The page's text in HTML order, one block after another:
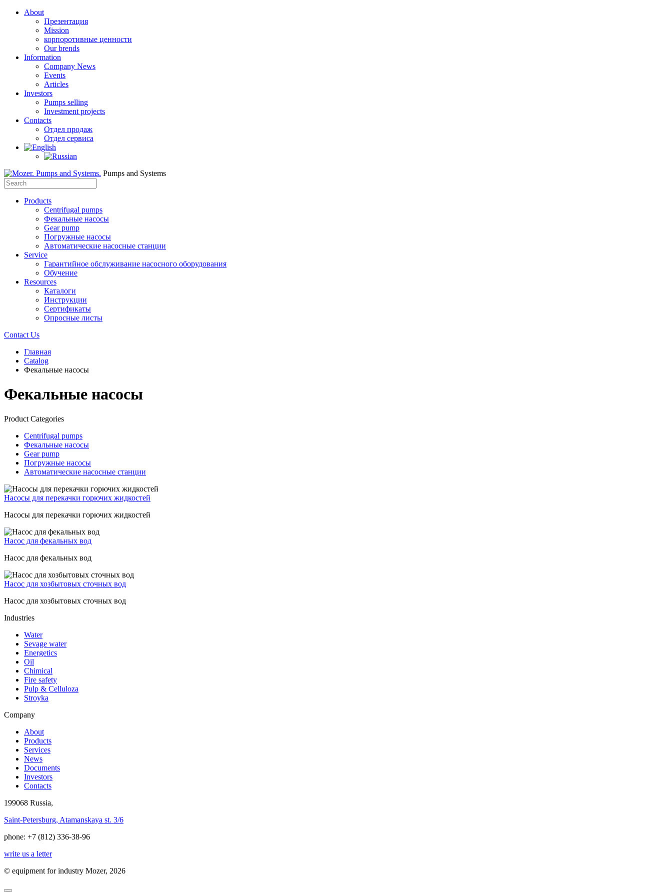
About
Презентация​
Mission
корпоротивные ценности
Our brends
Information
Company News
Events
Articles
Investors
Pumps selling
Investment projects
Contacts
Отдел продаж
Отдел сервиса
Pumps and Systems
Products
Centrifugal pumps
Фекальные насосы
Gear pump
Погружные насосы
Автоматические насосные станции
Service
Гарантийное обслуживание насосного оборудования
Обучение
Resources
Каталоги
Инструкции
Сертификаты
Опросные листы
Contact Us
Главная
Catalog
Фекальные насосы
Фекальные насосы
Product Categories
Centrifugal pumps
Фекальные насосы
Gear pump
Погружные насосы
Автоматические насосные станции
Насосы для перекачки горючих жидкостей
Насосы для перекачки горючих жидкостей
Насос для фекальных вод
Насос для фекальных вод
Насос для хозбытовых сточных вод
Насос для хозбытовых сточных вод
Industries
Water
Sevage water
Energetics
Oil
Chimical
Fire safety
Pulp & Celluloza
Stroyka
Company
About
Products
Services
News
Documents
Investors
Contacts
199068 Russia,
Saint-Petersburg, Atamanskaya st. 3/6
phone: +7 (812) 336-38-96
write us a letter
© equipment for industry Mozer, 2026